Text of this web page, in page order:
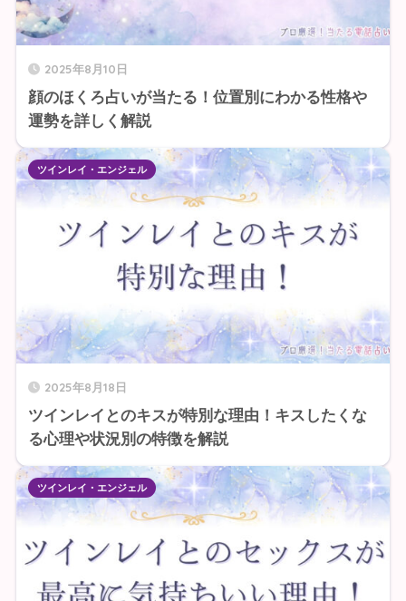
2025年8月10日
顔のほくろ占いが当たる！位置別にわかる性格や
運勢を詳しく解説
2025年8月18日
ツインレイとのキスが特別な理由！キスしたくな
る心理や状況別の特徴を解説
ツインレイ・エンジェル
ツインレイ・エンジェル